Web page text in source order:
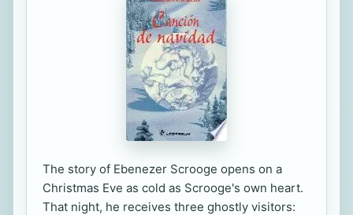
The story of Ebenezer Scrooge opens on a
Christmas Eve as cold as Scrooge's own heart.
That night, he receives three ghostly visitors: